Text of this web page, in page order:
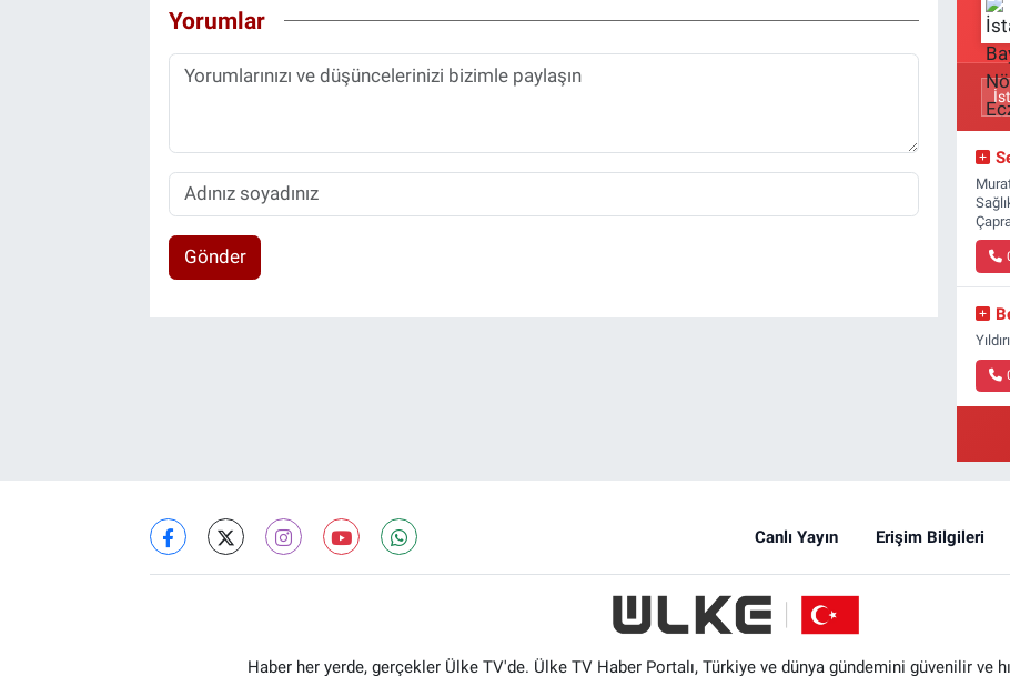
Yorumlar
Gönder
Canlı Yayın Erişim Bilgileri
Haber her yerde, gerçekler Ülke TV'de. Ülke TV Haber Portalı, Türkiye ve dünya gündemini güvenilir ve